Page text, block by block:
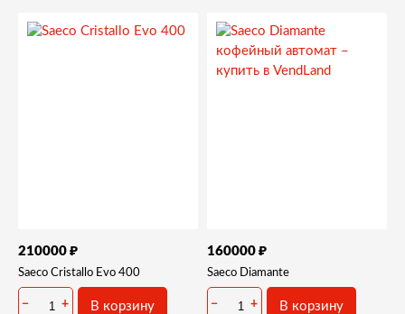
210000 ₽
Saeco Cristallo Evo 400
− + В корзину
160000 ₽
Saeco Diamante
− + В корзину